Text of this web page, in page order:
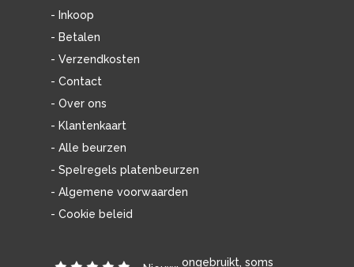
- Inkoop
- Betalen
- Verzendkosten
- Contact
- Over ons
- Klantenkaart
- Alle beurzen
- Spelregels platenbeurzen
- Algemene voorwaarden
- Cookie beleid
ongebruikt, soms